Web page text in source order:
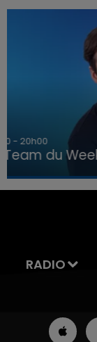
LA
7h00 - 12h00
La Team
RADIO